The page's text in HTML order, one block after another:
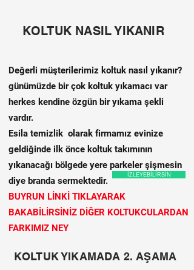
KOLTUK NASIL YIKANIR
Değerli müşterilerimiz koltuk nasıl yıkanır?
günümüzde bir çok koltuk yıkamacı var
herkes kendine özgün bir yıkama şekli
vardır.
Esila temizlik olarak firmamız evinize
geldiğinde ilk önce koltuk takımının
yıkanacağı bölgede yere parkeler şişmesin
diye branda sermektedir.
BUYRUN LİNKİ TIKLAYARAK
BAKABİLİRSİNİZ DİĞER KOLTUKCULARDAN
FARKIMIZ NEY
İZLEYEBİLİRSİN
KOLTUK YIKAMADA 2. AŞAMA